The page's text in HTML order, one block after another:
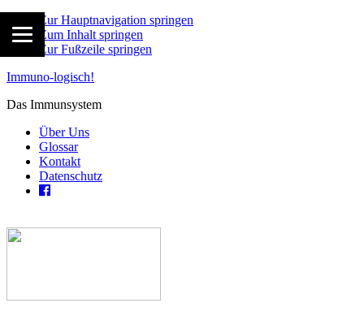
Zur Hauptnavigation springen
Zum Inhalt springen
Zur Fußzeile springen
Immuno-logisch!
Das Immunsystem
Über Uns
Glossar
Kontakt
Datenschutz